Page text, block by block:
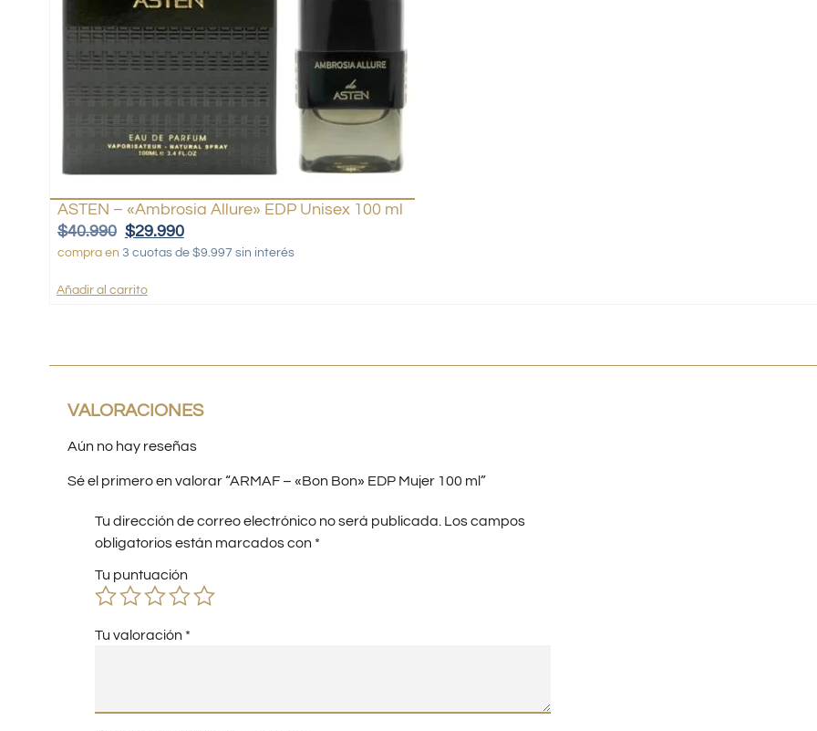
ASTEN – «Ambrosia Allure» EDP Unisex 100 ml
$40.990 $29.990
compra en 3 cuotas de $9.997 sin interés
Añadir al carrito
VALORACIONES
Aún no hay reseñas
Sé el primero en valorar “ARMAF – «Bon Bon» EDP Mujer 100 ml”
Tu dirección de correo electrónico no será publicada. Los campos
obligatorios están marcados con *
Tu puntuación
Tu valoración *